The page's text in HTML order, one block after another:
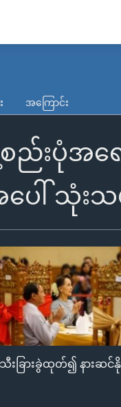
အကြောင်း
ည်းပုံအရ
ေါ် သုံးသ
သီးခြားခွဲထုတ်၍ နားဆင်